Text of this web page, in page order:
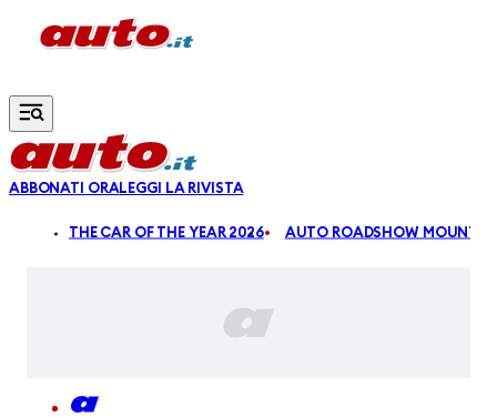
Vai al contenuto principale
ABBONATI ORALEGGI LA RIVISTA
THE CAR OF THE YEAR 2026 AUTO ROADSHOW